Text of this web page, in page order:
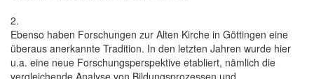
2.
Ebenso haben Forschungen zur Alten Kirche in Göttingen eine
überaus anerkannte Tradition. In den letzten Jahren wurde hier
u.a. eine neue Forschungsperspektive etabliert, nämlich die
vergleichende Analyse von Bildungsprozessen und